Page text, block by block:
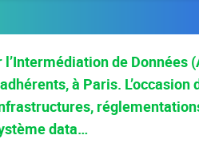
de Données
à Paris. L’occasion
data…